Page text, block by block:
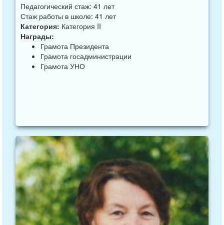
Педагогический стаж: 41 лет
Стаж работы в школе: 41 лет
Категория: Категория II
Награды:
Грамота Президента
Грамота госадминистрации
Грамота УНО